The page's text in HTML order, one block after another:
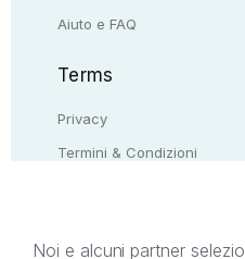
Aiuto e FAQ
Terms
Privacy
Termini & Condizioni
Noi e alcuni partner